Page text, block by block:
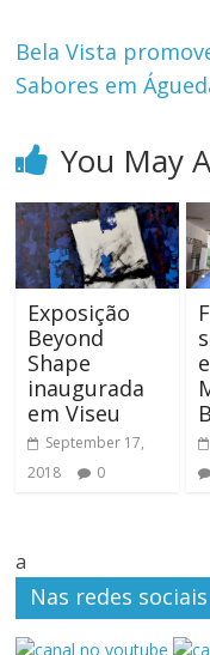
Bela Vista
Sabores em
You May
Exposição
Beyond
Shape
inaugurada
em Viseu
September 17,
2018
0
a
Nas redes sociais